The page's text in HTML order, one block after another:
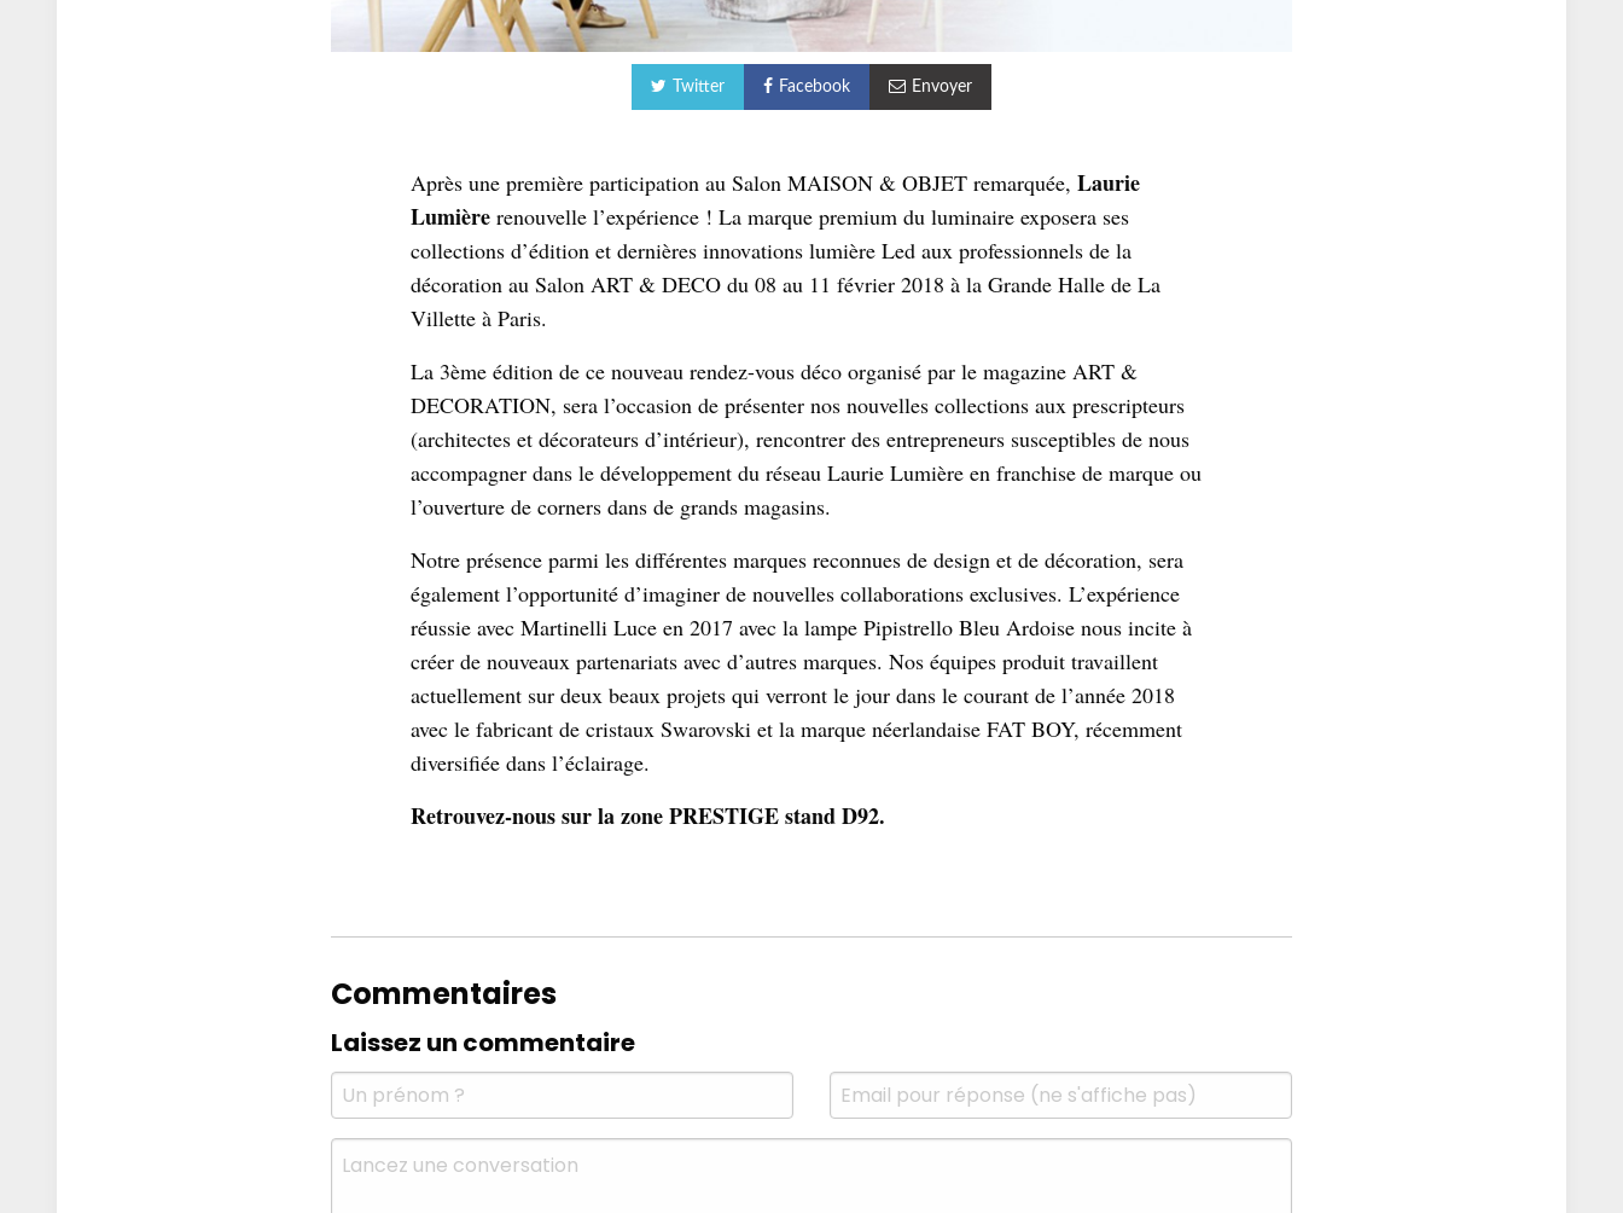
Twitter Facebook Envoyer
Après une première participation au Salon MAISON & OBJET remarquée,Laurie
Lumière renouvelle l’expérience ! La marque premium du luminaire exposera ses
collections d’édition et dernières innovations lumière Led aux professionnels de la
décoration au Salon ART & DECO du 08 au 11 février 2018 à la Grande Halle de La
Villette à Paris.
La 3ème édition de ce nouveau rendez-vous déco organisé par le magazine ART &
DECORATION, sera l’occasion de présenter nos nouvelles collections aux prescripteurs
(architectes et décorateurs d’intérieur), rencontrer des entrepreneurs susceptibles de nous
accompagner dans le développement du réseau Laurie Lumière en franchise de marque ou
l’ouverture de corners dans de grands magasins.
Notre présence parmi les différentes marques reconnues de design et de décoration, sera
également l’opportunité d’imaginer de nouvelles collaborations exclusives. L’expérience
réussie avec Martinelli Luce en 2017 avec la lampe Pipistrello Bleu Ardoise nous incite à
créer de nouveaux partenariats avec d’autres marques. Nos équipes produit travaillent
actuellement sur deux beaux projets qui verront le jour dans le courant de l’année 2018
avec le fabricant de cristaux Swarovski et la marque néerlandaise FAT BOY, récemment
diversifiée dans l’éclairage.
Retrouvez-nous sur la zone PRESTIGE stand D92.
Commentaires
Laissez un commentaire